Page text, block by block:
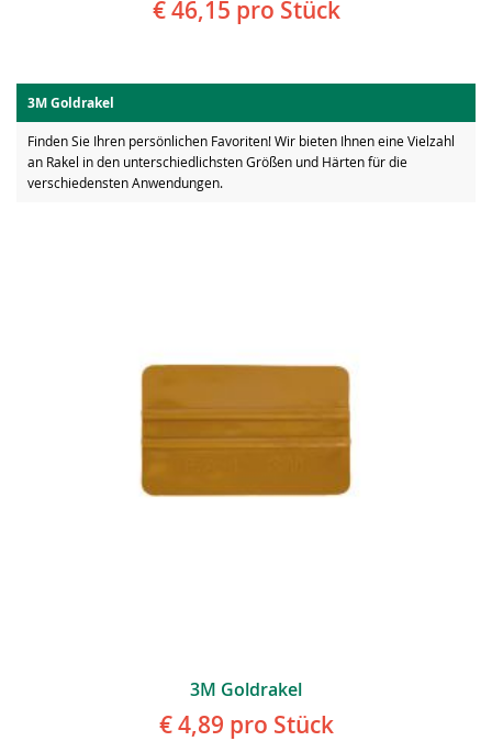
€ 46,15 pro Stück
3M Goldrakel
Finden Sie Ihren persönlichen Favoriten! Wir bieten Ihnen eine Vielzahl
an Rakel in den unterschiedlichsten Größen und Härten für die
verschiedensten Anwendungen.
3M Goldrakel
€ 4,89 pro Stück